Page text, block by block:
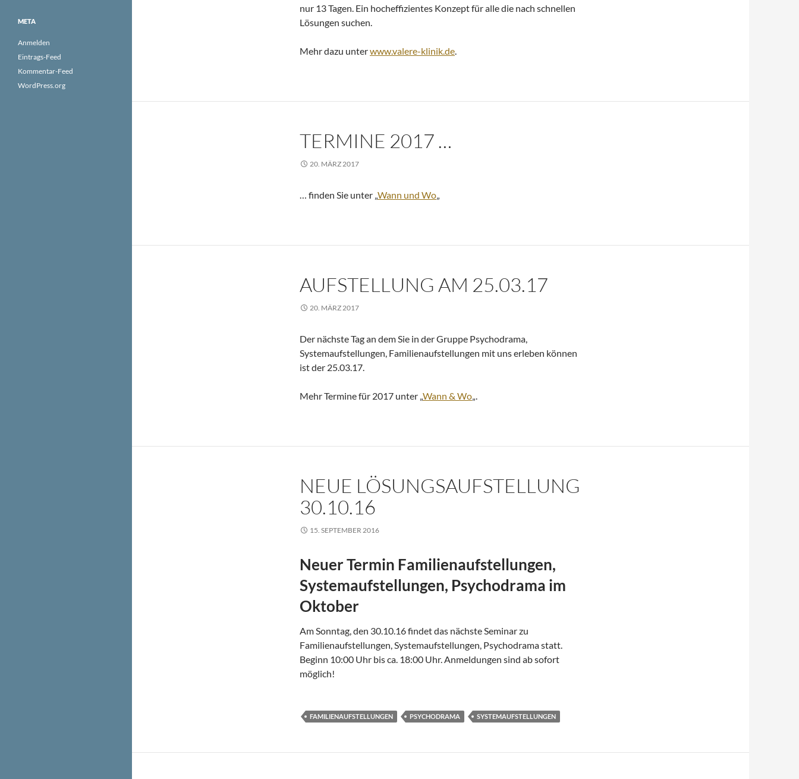
nur 13 Tagen. Ein hocheffizientes Konzept für alle die nach schnellen
Lösungen suchen.
Mehr dazu unterwww.valere-klinik.de.
TERMINE 2017 …
20. MÄRZ 2017
… finden Sie unter „Wann und Wo„
AUFSTELLUNG AM 25.03.17
20. MÄRZ 2017
Der nächste Tag an dem Sie in der Gruppe Psychodrama,
Systemaufstellungen, Familienaufstellungen mit uns erleben können
ist der 25.03.17.
Mehr Termine für 2017 unter „Wann & Wo„.
NEUE LÖSUNGSAUFSTELLUNG
30.10.16
15. SEPTEMBER 2016
Neuer Termin Familienaufstellungen,
Systemaufstellungen, Psychodrama im
Oktober
Am Sonntag, den 30.10.16 findet das nächste Seminar zu
Familienaufstellungen, Systemaufstellungen, Psychodrama statt.
Beginn 10:00 Uhr bis ca. 18:00 Uhr. Anmeldungen sind ab sofort
möglich!
FAMILIENAUFSTELLUNGEN PSYCHODRAMA SYSTEMAUFSTELLUNGEN
META
Anmelden
Eintrags-Feed
Kommentar-Feed
WordPress.org